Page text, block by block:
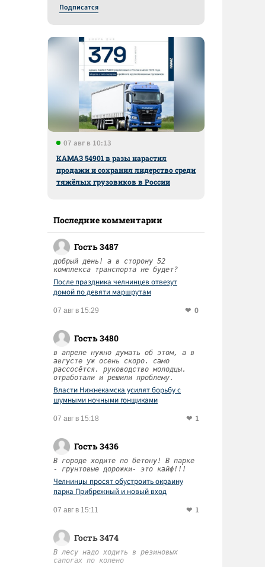
Подписатся
07 авг в 10:13
КАМАЗ 54901 в разы нарастил
продажи и сохранил лидерство среди
тяжёлых грузовиков в России
Последние комментарии
Гость 3487
добрый день! а в сторону 52
комплекса транспорта не будет?
После праздника челнинцев отвезут
домой по девяти маршрутам
07 авг в 15:29 0
Гость 3480
в апреле нужно думать об этом, а в
августе уж осень скоро. само
рассосётся. руководство молодцы.
отработали и решили проблему.
Власти Нижнекамска усилят борьбу с
шумными ночными гонщиками
07 авг в 15:18 1
Гость 3436
В городе ходите по бетону! В парке
- грунтовые дорожки- это кайф!!!
Челнинцы просят обустроить окраину
парка Прибрежный и новый вход
07 авг в 15:11 1
Гость 3474
В лесу надо ходить в резиновых
сапогах по колено